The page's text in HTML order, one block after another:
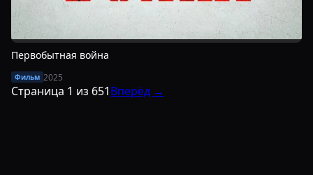
Первобытная война
Фильм 2025
Страница 1 из 651Вперёд →